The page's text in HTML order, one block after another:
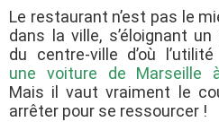
Le restaurant n’est pas le
dans la ville, s’éloignant
du centre-ville d’où
une voiture de Marseille
Mais il vaut vraiment le
arrêter pour se ressourcer !